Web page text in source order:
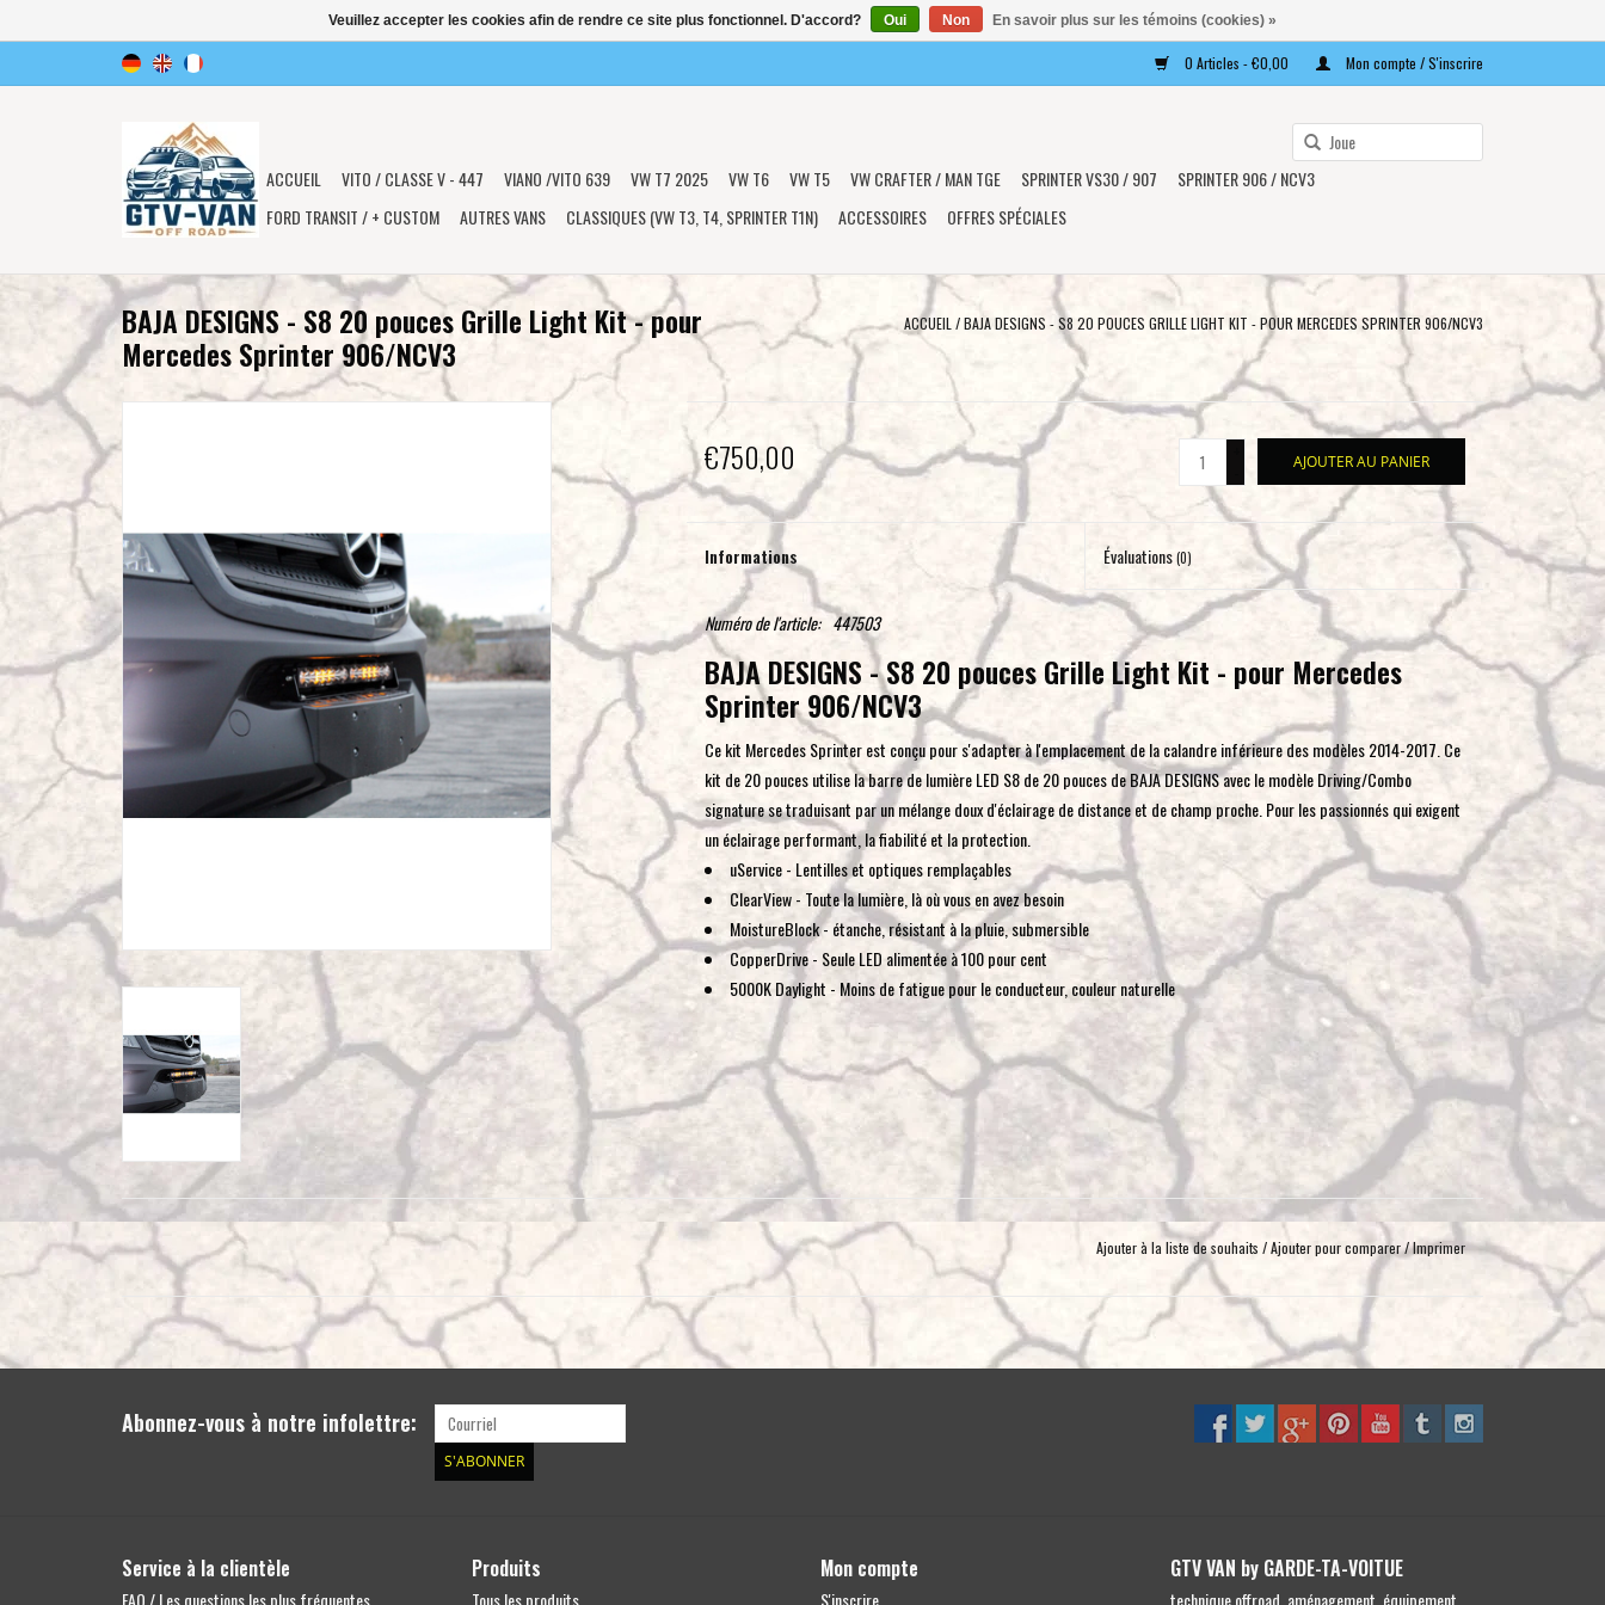
0 Articles - €0,00 Mon compte / S'inscrire
sélectionner
résultat
Entrée
pour
de
recherche
sélectionné.
Les
utilisateurs
d'appareils
tactiles
peuvent
de
gestes
tels
toucher
et
glisser.
ACCUEIL VITO / CLASSE V - 447 VIANO /VITO 639 VW T7 2025 VW T6 VW T5 VW CRAFTER / MAN TGE SPRINTER VS30 / 907
SPRINTER 906 / NCV3
FORD TRANSIT / + CUSTOM
AUTRES VANS CLASSIQUES (VW T3, T4, SPRINTER T1N) ACCESSOIRES OFFRES SPÉCIALES
BAJA DESIGNS - S8 20 pouces Grille Light Kit - pour
Mercedes Sprinter 906/NCV3
ACCUEIL /BAJA DESIGNS - S8 20 POUCES GRILLE LIGHT KIT - POUR MERCEDES SPRINTER 906/NCV3
€750,00 AJOUTER AU PANIER
Informations Évaluations(0)
Numéro de l'article: 447503
BAJA DESIGNS - S8 20 pouces Grille Light Kit - pour Mercedes
Sprinter 906/NCV3
Ce kit Mercedes Sprinter est conçu pour s'adapter à l'emplacement de la calandre inférieure des modèles 2014-2017. Ce
kit de 20 pouces utilise la barre de lumière LED S8 de 20 pouces de BAJA DESIGNS avec le modèle Driving/Combo
signature se traduisant par un mélange doux d'éclairage de distance et de champ proche. Pour les passionnés qui exigent
un éclairage performant, la fiabilité et la protection.
uService - Lentilles et optiques remplaçables
ClearView - Toute la lumière, là où vous en avez besoin
MoistureBlock - étanche, résistant à la pluie, submersible
CopperDrive - Seule LED alimentée à 100 pour cent
5000K Daylight - Moins de fatigue pour le conducteur, couleur naturelle
Ajouter à la liste de souhaits /Ajouter pour comparer/Imprimer
Abonnez-vous à notre infolettre:
S'ABONNER
Service à la clientèle
FAQ / Les questions les plus fréquentes
Produits
Tous les produits
Mon compte
S'inscrire
GTV VAN by GARDE-TA-VOITUE
technique offroad, aménagement, équipement,
Veuillez accepter les cookies afin de rendre ce site plus fonctionnel. D'accord? Oui Non En savoir plus sur les témoins (cookies) »